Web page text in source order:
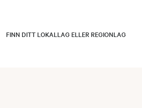
FINN DITT LOKALLAG ELLER REGIONLAG